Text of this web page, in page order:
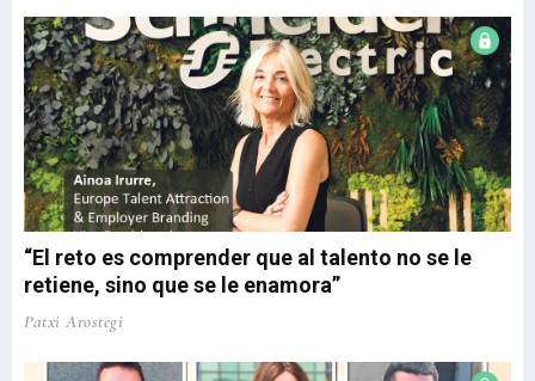
todavía no permite hablar de una recuperación
consolidada. “Los datos son mejores, pero debemos
interpretarlos con cautela. Partimos de niveles
especialmente bajos y estamos ante una corrección
de mínimos, en ningún caso ante una recuperación
sólida”. El informe recoge las respuestas de 207
empresas, que representan a 17.710 personas
trabajadoras. Una de las principales novedades es el
Índice de Coyuntura FVEM, que pondera diez variables
de ...
“El reto es comprender que al talento no se le
retiene, sino que se le enamora”
Patxi Arostegi